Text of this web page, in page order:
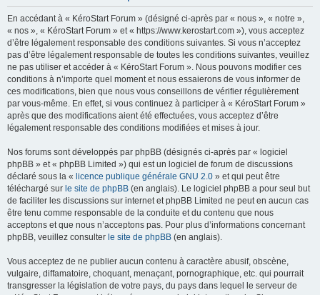
En accédant à « KéroStart Forum » (désigné ci-après par « nous », « notre »,
« nos », « KéroStart Forum » et « https://www.kerostart.com »), vous acceptez
d’être légalement responsable des conditions suivantes. Si vous n’acceptez
pas d’être légalement responsable de toutes les conditions suivantes, veuillez
ne pas utiliser et accéder à « KéroStart Forum ». Nous pouvons modifier ces
conditions à n’importe quel moment et nous essaierons de vous informer de
ces modifications, bien que nous vous conseillons de vérifier régulièrement
par vous-même. En effet, si vous continuez à participer à « KéroStart Forum »
après que des modifications aient été effectuées, vous acceptez d’être
légalement responsable des conditions modifiées et mises à jour.
Nos forums sont développés par phpBB (désignés ci-après par « logiciel
phpBB » et « phpBB Limited ») qui est un logiciel de forum de discussions
déclaré sous la « licence publique générale GNU 2.0 » et qui peut être
téléchargé sur le site de phpBB (en anglais). Le logiciel phpBB a pour seul but
de faciliter les discussions sur internet et phpBB Limited ne peut en aucun cas
être tenu comme responsable de la conduite et du contenu que nous
acceptons et que nous n’acceptons pas. Pour plus d’informations concernant
phpBB, veuillez consulter le site de phpBB (en anglais).
Vous acceptez de ne publier aucun contenu à caractère abusif, obscène,
vulgaire, diffamatoire, choquant, menaçant, pornographique, etc. qui pourrait
transgresser la législation de votre pays, du pays dans lequel le serveur de